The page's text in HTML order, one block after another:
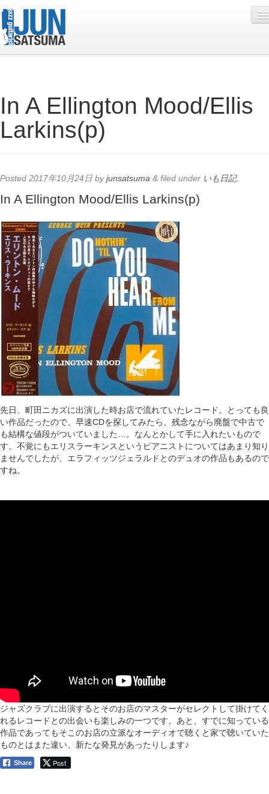
Live Schedule
Discography
Contact
Online Lesson
In A Ellington Mood/Ellis
Larkins(p)
Posted 2017年10月24日 byjunsatsuma & filed under いも日記.
In A Ellington Mood/Ellis Larkins(p)
先日、町田ニカズに出演した時お店で流れていたレコード。とっても良
い作品だったので、早速CDを探してみたら、残念ながら廃盤で中古で
も結構な値段がついていました…。なんとかして手に入れたいもので
す。不覚にもエリスラーキンスというピアニストについてはあまり知り
ませんでしたが、エラフィッツジェラルドとのデュオの作品もあるので
すね。
ジャズクラブに出演するとそのお店のマスターがセレクトして掛けてく
れるレコードとの出会いも楽しみの一つです。あと、すでに知っている
作品であってもそこのお店の立派なオーディオで聴くと家で聴いていた
ものとはまた違い、新たな発見があったりします♪
Share Post